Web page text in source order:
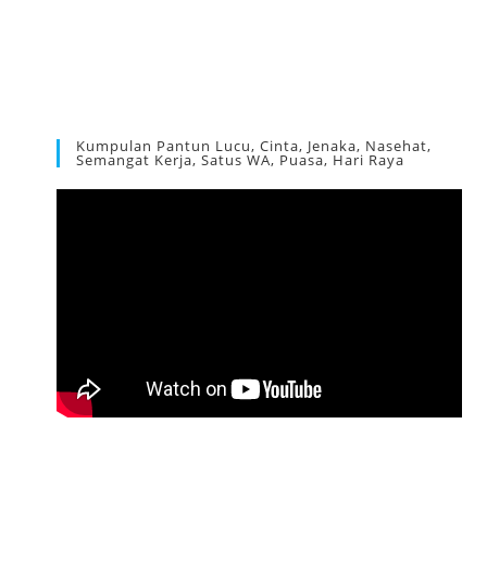
Kumpulan Pantun Lucu, Cinta, Jenaka, Nasehat,
Semangat Kerja, Satus WA, Puasa, Hari Raya